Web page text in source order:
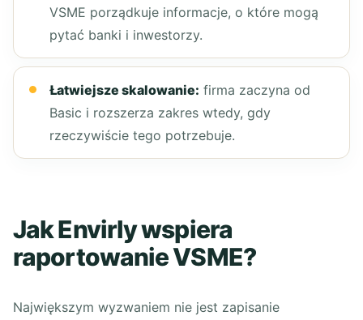
VSME porządkuje informacje, o które mogą
pytać banki i inwestorzy.
Łatwiejsze skalowanie: firma zaczyna od
Basic i rozszerza zakres wtedy, gdy
rzeczywiście tego potrzebuje.
Jak Envirly wspiera
raportowanie VSME?
Największym wyzwaniem nie jest zapisanie